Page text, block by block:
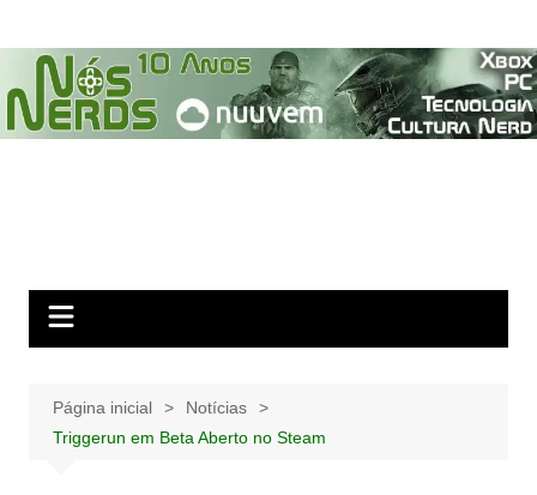
para
conteúdo
Página inicial
Notícias
Triggerun em Beta Aberto no Steam